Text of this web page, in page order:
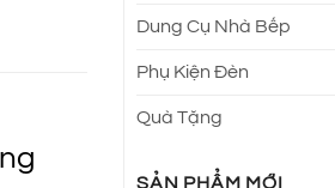
Dung Cụ Nhà Bếp
Phụ Kiện Đèn
Quà Tặng
SẢN PHẨM MỚI